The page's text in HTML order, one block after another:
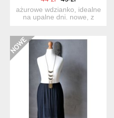
ażurowe wdzianko, idealne
na upalne dni. nowe, z